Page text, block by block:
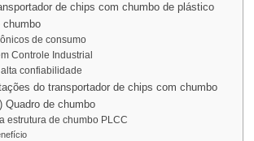
de chips com chumbo de plástico
chumbo
de consumo
Controle Industrial
confiabilidade
do transportador de chips com chumbo
Quadro de chumbo
estrutura de chumbo PLCC